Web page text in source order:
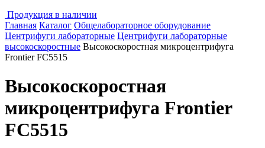
Продукция в наличии
Главная Каталог Общелабораторное оборудование
Центрифуги лабораторные Центрифуги лабораторные
высокоскоростные Высокоскоростная микроцентрифуга
Frontier FC5515
Высокоскоростная
микроцентрифуга Frontier
FC5515